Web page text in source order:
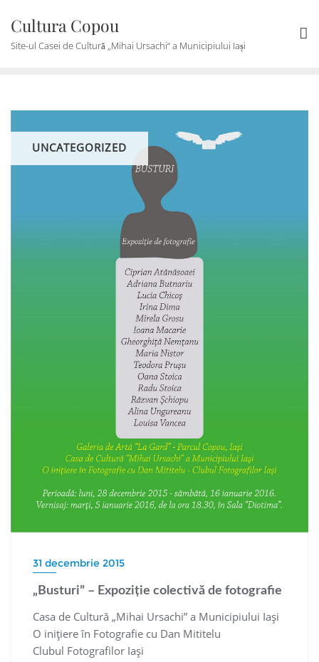
content
Cultura Copou
Site-ul Casei de Cultură „Mihai Ursachi“ a Municipiului Iași
UNCATEGORIZED
31 decembrie 2015
„Busturi” – Expoziţie colectivă de fotografie
Casa de Cultură „Mihai Ursachi” a Municipiului Iaşi
O iniţiere în Fotografie cu Dan Mititelu
Clubul Fotografilor Iaşi